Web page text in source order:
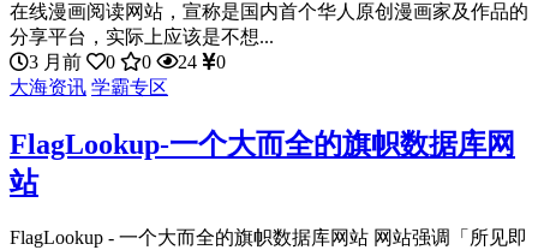
在线漫画阅读网站，宣称是国内首个华人原创漫画家及作品的
分享平台，实际上应该是不想...
3 月前
0 0 24
0
大海资讯 学霸专区
FlagLookup-一个大而全的旗帜数据库网
站
FlagLookup - 一个大而全的旗帜数据库网站 网站强调「所见即